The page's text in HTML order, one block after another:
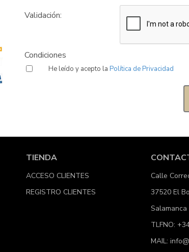
Validación:
Condiciones
He leído y acepto la Política de Privacidad
TIENDA
ACCESO CLIENTES
REGISTRO CLIENTES
Calle
37520 El
Salamanca
TLFNO:
MAIL: